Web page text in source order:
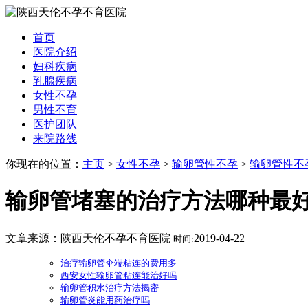
首页
医院介绍
妇科疾病
乳腺疾病
女性不孕
男性不育
医护团队
来院路线
你现在的位置： 主页 > 女性不孕 > 输卵管性不孕 > 输卵管性不
输卵管堵塞的治疗方法哪种最
文章来源：陕西天伦不孕不育医院 时间:2019-04-22
治疗输卵管伞端粘连的费用多
西安女性输卵管粘连能治好吗
输卵管积水治疗方法揭密
输卵管炎能用药治疗吗